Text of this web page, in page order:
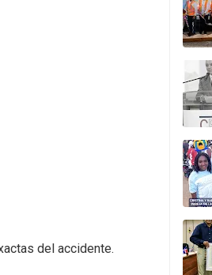
del accidente.